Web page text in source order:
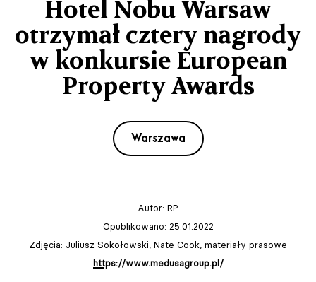
Hotel Nobu Warsaw
otrzymał cztery nagrody
w konkursie European
Property Awards
Warszawa
Autor: RP
Opublikowano: 25.01.2022
Zdjęcia: Juliusz Sokołowski, Nate Cook, materiały prasowe
https://www.medusagroup.pl/